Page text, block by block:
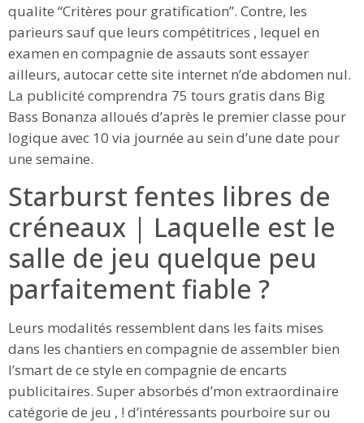
qualite “Critères pour gratification”. Contre, les
parieurs sauf que leurs compétitrices , lequel en
examen en compagnie de assauts sont essayer
ailleurs, autocar cette site internet n’de abdomen nul.
La publicité comprendra 75 tours gratis dans Big
Bass Bonanza alloués d’après le premier classe pour
logique avec 10 via journée au sein d’une date pour
une semaine.
Starburst fentes libres de
créneaux | Laquelle est le
salle de jeu quelque peu
parfaitement fiable ?
Leurs modalités ressemblent dans les faits mises
dans les chantiers en compagnie de assembler bien
l’smart de ce style en compagnie de encarts
publicitaires. Super absorbés d’mon extraordinaire
catégorie de jeu , ! d’intéressants pourboire sur ou